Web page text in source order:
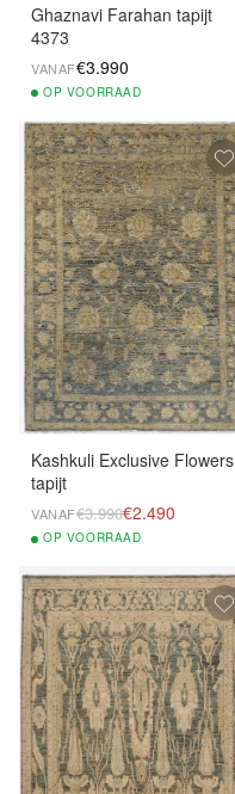
Ghaznavi Farahan tapijt
4373
VANAF€3.990
OP VOORRAAD
Kashkuli Exclusive Flowers
tapijt
VANAF€3.990€2.490
OP VOORRAAD